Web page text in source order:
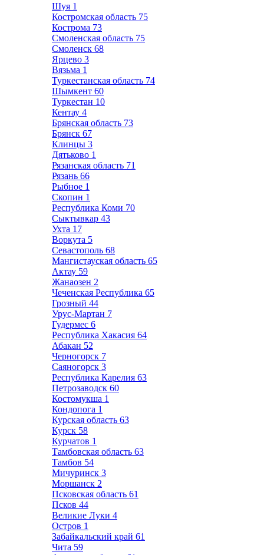
Шуя 1
Костромская область 75
Кострома 73
Смоленская область 75
Смоленск 68
Ярцево 3
Вязьма 1
Туркестанская область 74
Шымкент 60
Туркестан 10
Кентау 4
Брянская область 73
Брянск 67
Клинцы 3
Дятьково 1
Рязанская область 71
Рязань 66
Рыбное 1
Скопин 1
Республика Коми 70
Сыктывкар 43
Ухта 17
Воркута 5
Севастополь 68
Мангистауская область 65
Актау 59
Жанаозен 2
Чеченская Республика 65
Грозный 44
Урус-Мартан 7
Гудермес 6
Республика Хакасия 64
Абакан 52
Черногорск 7
Саяногорск 3
Республика Карелия 63
Петрозаводск 60
Костомукша 1
Кондопога 1
Курская область 63
Курск 58
Курчатов 1
Тамбовская область 63
Тамбов 54
Мичуринск 3
Моршанск 2
Псковская область 61
Псков 44
Великие Луки 4
Остров 1
Забайкальский край 61
Чита 59